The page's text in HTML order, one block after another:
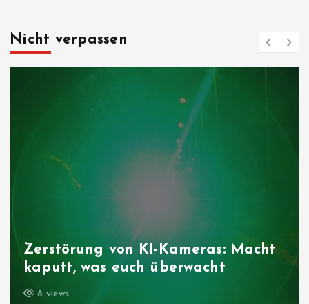
Nicht verpassen
Zerstörung von KI-Kameras: Macht
kaputt, was euch überwacht
8 views